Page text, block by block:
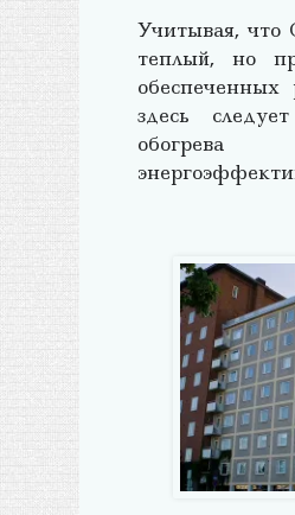
Учитывая, что
теплый, но
здесь